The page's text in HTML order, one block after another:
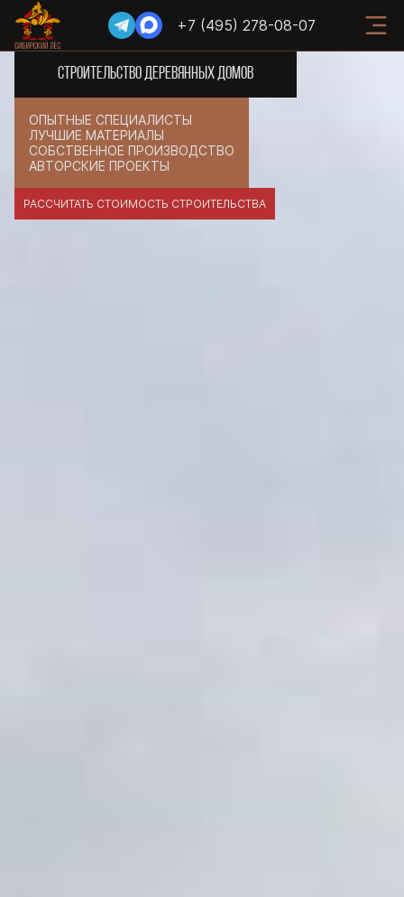
+7 (495) 278-08-07
СТРОИТЕЛЬСТВО ДЕРЕВЯННЫХ ДОМОВ
ОПЫТНЫЕ СПЕЦИАЛИСТЫ
ЛУЧШИЕ МАТЕРИАЛЫ
СОБСТВЕННОЕ ПРОИЗВОДСТВО
АВТОРСКИЕ ПРОЕКТЫ
РАССЧИТАТЬ СТОИМОСТЬ СТРОИТЕЛЬСТВА